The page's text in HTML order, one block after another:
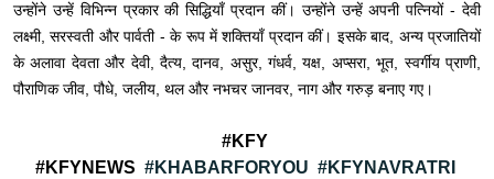
उन्होंने उन्हें विभिन्न प्रकार की सिद्धियाँ प्रदान कीं। उन्होंने उन्हें अपनी पत्नियों - देवी
लक्ष्मी, सरस्वती और पार्वती - के रूप में शक्तियाँ प्रदान कीं। इसके बाद, अन्य प्रजातियों
के अलावा देवता और देवी, दैत्य, दानव, असुर, गंधर्व, यक्ष, अप्सरा, भूत, स्वर्गीय प्राणी,
पौराणिक जीव, पौधे, जलीय, थल और नभचर जानवर, नाग और गरुड़ बनाए गए।
#KFY
#KFYNEWS #KHABARFORYOU #KFYNAVRATRI